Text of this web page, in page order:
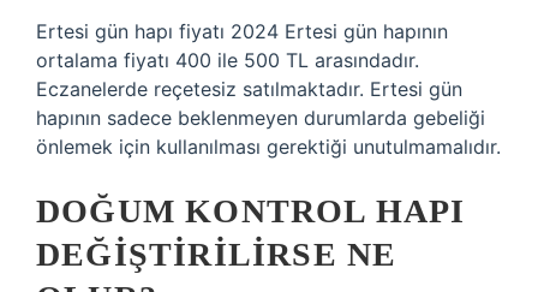
Ertesi gün hapı fiyatı 2024 Ertesi gün hapının
ortalama fiyatı 400 ile 500 TL arasındadır.
Eczanelerde reçetesiz satılmaktadır. Ertesi gün
hapının sadece beklenmeyen durumlarda gebeliği
önlemek için kullanılması gerektiği unutulmamalıdır.
DOĞUM KONTROL HAPI
DEĞIŞTIRILIRSE NE